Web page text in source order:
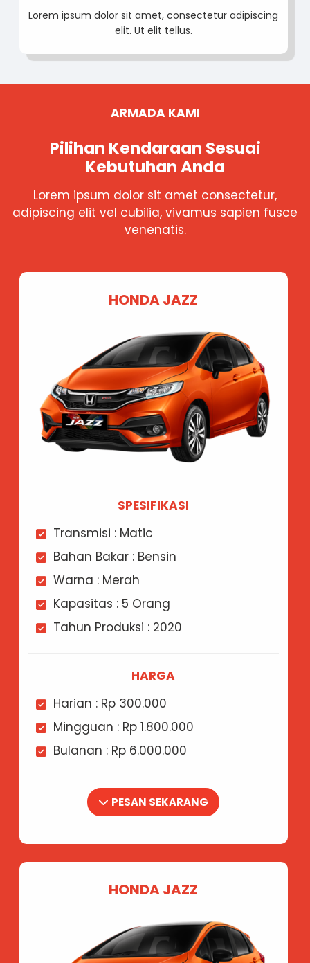
Lorem ipsum dolor sit amet, consectetur adipiscing
elit. Ut elit tellus.
ARMADA KAMI
Pilihan Kendaraan Sesuai
Kebutuhan Anda
Lorem ipsum dolor sit amet consectetur,
adipiscing elit vel cubilia, vivamus sapien fusce
venenatis.
HONDA JAZZ
SPESIFIKASI
Transmisi : Matic
Bahan Bakar : Bensin
Warna : Merah
Kapasitas : 5 Orang
Tahun Produksi : 2020
HARGA
Harian : Rp 300.000
Mingguan : Rp 1.800.000
Bulanan : Rp 6.000.000
PESAN SEKARANG
HONDA JAZZ